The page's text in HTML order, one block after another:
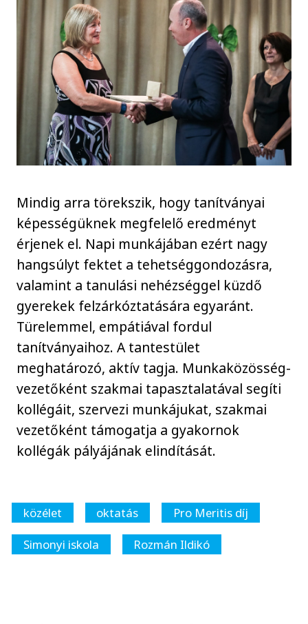
Mindig arra törekszik, hogy tanítványai
képességüknek megfelelő eredményt
érjenek el. Napi munkájában ezért nagy
hangsúlyt fektet a tehetséggondozásra,
valamint a tanulási nehézséggel küzdő
gyerekek felzárkóztatására egyaránt.
Türelemmel, empátiával fordul
tanítványaihoz. A tantestület
meghatározó, aktív tagja. Munkaközösség-
vezetőként szakmai tapasztalatával segíti
kollégáit, szervezi munkájukat, szakmai
vezetőként támogatja a gyakornok
kollégák pályájának elindítását.
közélet oktatás
Pro Meritis díj
Simonyi iskola
Rozmán Ildikó